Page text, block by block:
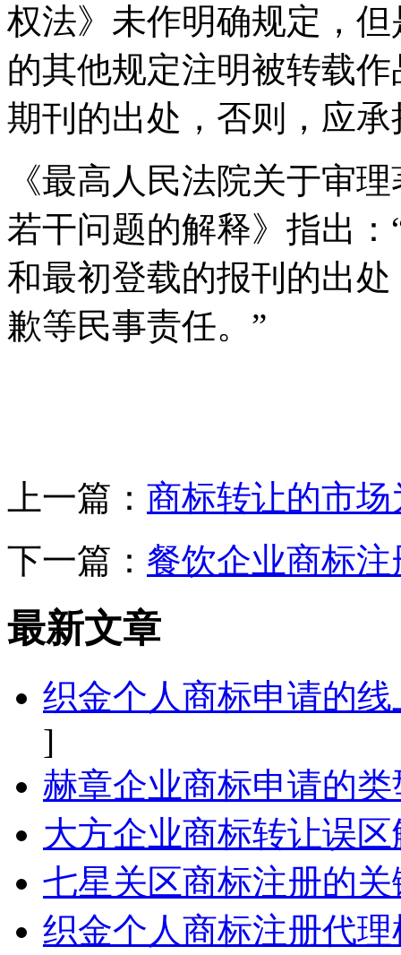
权法》未作明确规定，
的其他规定注明被转载
期刊的出处，否则，应
《最高人民法院关于审
若干问题的解释》指出
和最初登载的报刊的出
歉等民事责任。”
上一篇： 商标转让的市
下一篇： 餐饮企业商标
最新文章
织金个人商标申请的
]
赫章企业商标申请的
大方企业商标转让误区
七星关区商标注册的
织金个人商标注册代